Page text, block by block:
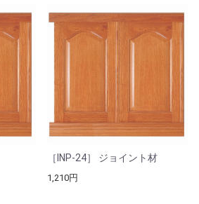
［INP-24］ ジョイント材
1,210円